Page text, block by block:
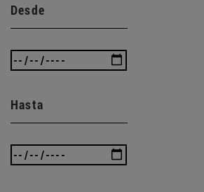
Desde
Hasta